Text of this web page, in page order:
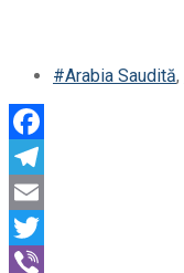
#Arabia Saudită,